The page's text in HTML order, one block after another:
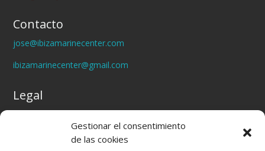
Gestionar el consentimiento
de las cookies
Contacto
jose@ibizamarinecenter.com
ibizamarinecenter@gmail.com
Legal
Politica de Privacidad
Política de Cookies